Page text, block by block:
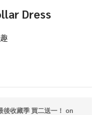
Dress
收藏季 買二送一！ on